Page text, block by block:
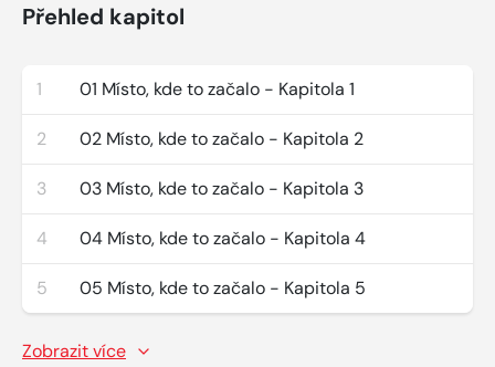
Přehled kapitol
1 01 Místo, kde to začalo - Kapitola 1
2 02 Místo, kde to začalo - Kapitola 2
3 03 Místo, kde to začalo - Kapitola 3
4 04 Místo, kde to začalo - Kapitola 4
5 05 Místo, kde to začalo - Kapitola 5
Zobrazit více